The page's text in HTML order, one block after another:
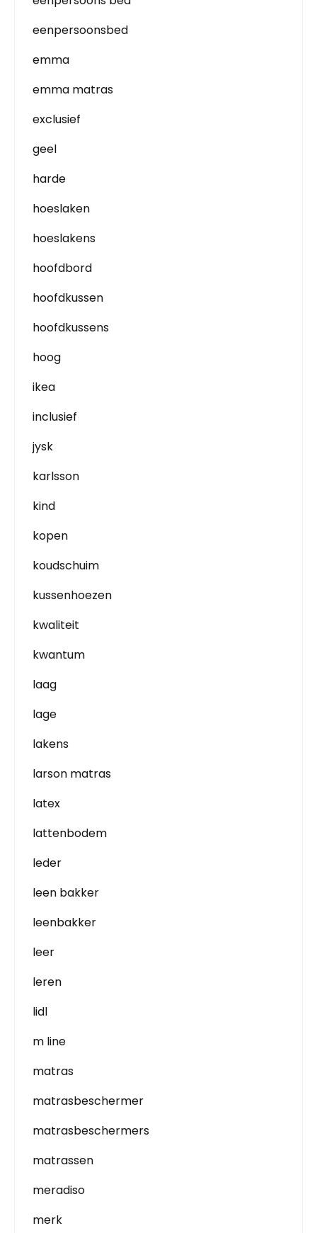
eenpersoonsbed
emma
emma matras
exclusief
geel
harde
hoeslaken
hoeslakens
hoofdbord
hoofdkussen
hoofdkussens
hoog
ikea
inclusief
jysk
karlsson
kind
kopen
koudschuim
kussenhoezen
kwaliteit
kwantum
laag
lage
lakens
larson matras
latex
lattenbodem
leder
leen bakker
leenbakker
leer
leren
lidl
m line
matras
matrasbeschermer
matrasbeschermers
matrassen
meradiso
merk